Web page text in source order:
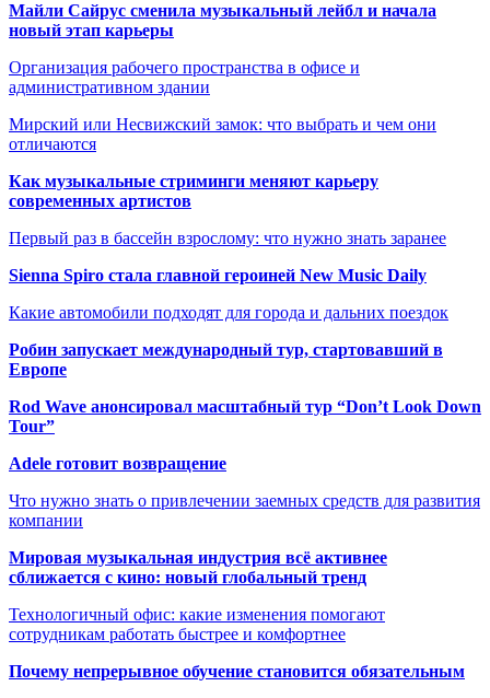
Майли Сайрус сменила музыкальный лейбл и начала
новый этап карьеры
Организация рабочего пространства в офисе и
административном здании
Мирский или Несвижский замок: что выбрать и чем они
отличаются
Как музыкальные стриминги меняют карьеру
современных артистов
Первый раз в бассейн взрослому: что нужно знать заранее
Sienna Spiro стала главной героиней New Music Daily
Какие автомобили подходят для города и дальних поездок
Робин запускает международный тур, стартовавший в
Европе
Rod Wave анонсировал масштабный тур “Don’t Look Down
Tour”
Adele готовит возвращение
Что нужно знать о привлечении заемных средств для развития
компании
Мировая музыкальная индустрия всё активнее
сближается с кино: новый глобальный тренд
Технологичный офис: какие изменения помогают
сотрудникам работать быстрее и комфортнее
Почему непрерывное обучение становится обязательным